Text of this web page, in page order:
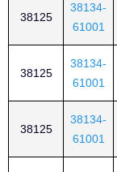
38125
38134-
61001
38125
38134-
61001
38125
38134-
61001